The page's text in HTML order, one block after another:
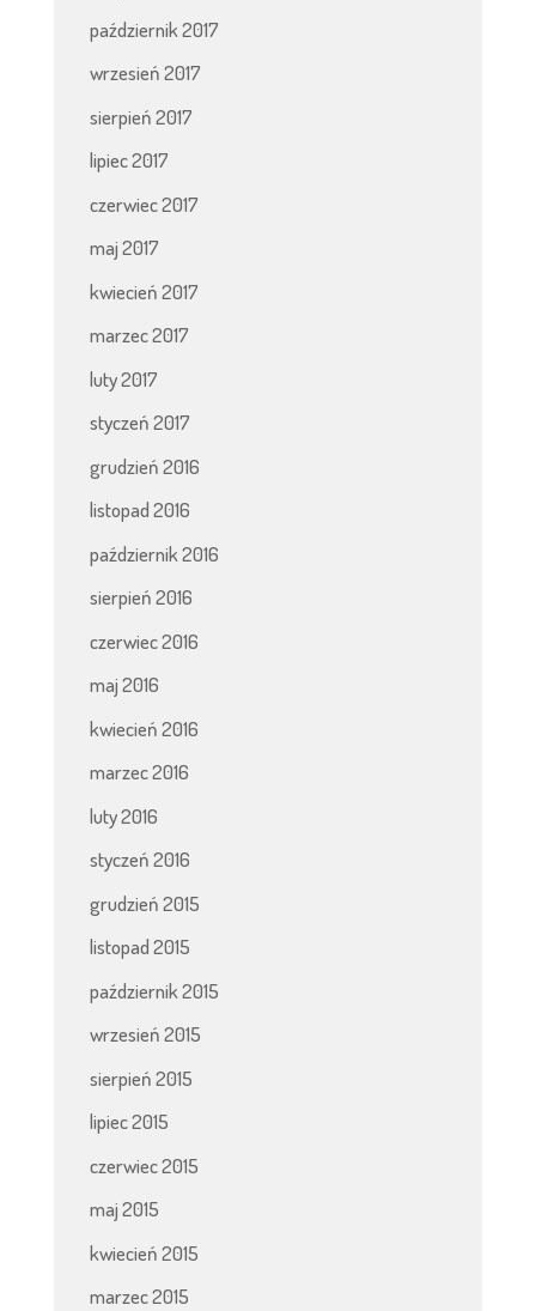
październik 2017
wrzesień 2017
sierpień 2017
lipiec 2017
czerwiec 2017
maj 2017
kwiecień 2017
marzec 2017
luty 2017
styczeń 2017
grudzień 2016
listopad 2016
październik 2016
sierpień 2016
czerwiec 2016
maj 2016
kwiecień 2016
marzec 2016
luty 2016
styczeń 2016
grudzień 2015
listopad 2015
październik 2015
wrzesień 2015
sierpień 2015
lipiec 2015
czerwiec 2015
maj 2015
kwiecień 2015
marzec 2015